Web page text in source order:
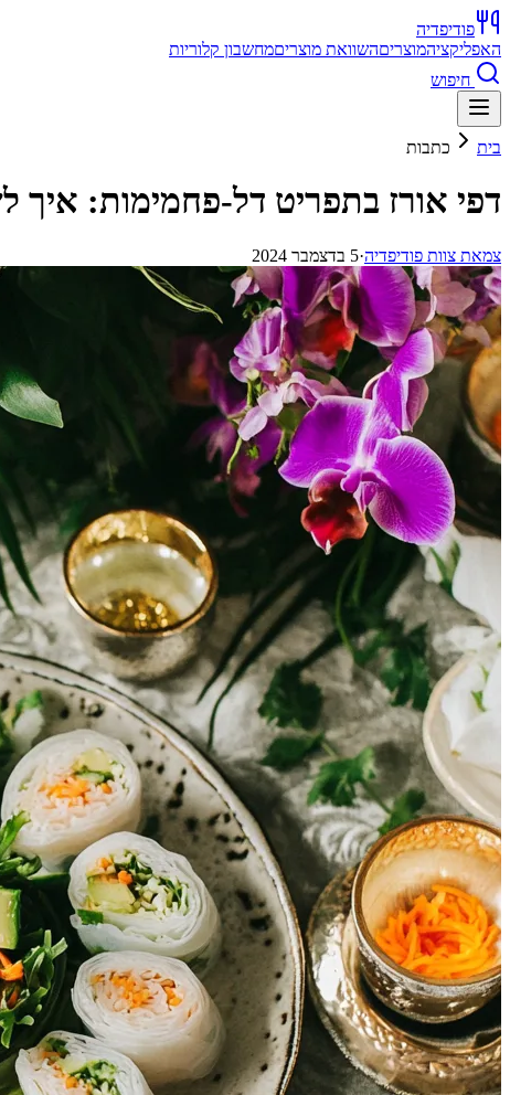
פודיפדיה
האפליקציהמוצריםהשוואת מוצריםמחשבון קלוריות
חיפוש
בית כתבות
דפי אורז בתפריט דל-פחמימות: איך
צמאת צוות פודיפדיה·5 בדצמבר 2024